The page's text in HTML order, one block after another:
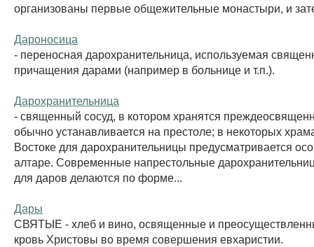
организованы первые общежительные монастыри, и
Дароносица
- переносная дарохранительница, используемая
причащения дарами (например в больнице и т.п.).
Дарохранительница
- священный сосуд, в котором хранятся
обычно устанавливается на престоле; в некоторых
Востоке для дарохранительницы предусматривается
алтаре. Современные напрестольные
для даров делаются по форме...
Дары
СВЯТЫЕ - хлеб и вино, освященные и
кровь Христовы во время совершения евхаристии.